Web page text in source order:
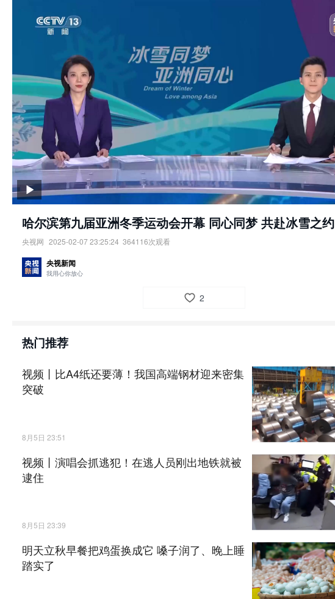
哈尔滨第九届亚洲冬季运动会开幕 同心同梦 共赴冰雪之约
央视网 2025-02-07 23:25:24 364116次观看
责任编辑：央视网
央视新闻
我用心你放心
2
热门推荐
视频丨比A4纸还要薄！我国高端钢材迎来密集
突破
8月5日 23:51
视频丨演唱会抓逃犯！在逃人员刚出地铁就被
逮住
8月5日 23:39
明天立秋早餐把鸡蛋换成它 嗓子润了、晚上睡
踏实了